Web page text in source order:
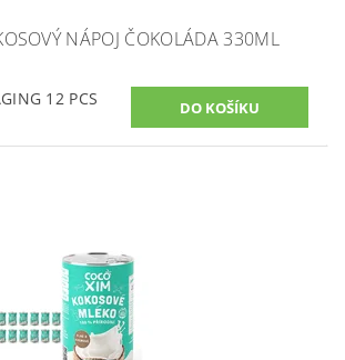
NÁPOJ ČOKOLÁDA 330ML
12 PCS